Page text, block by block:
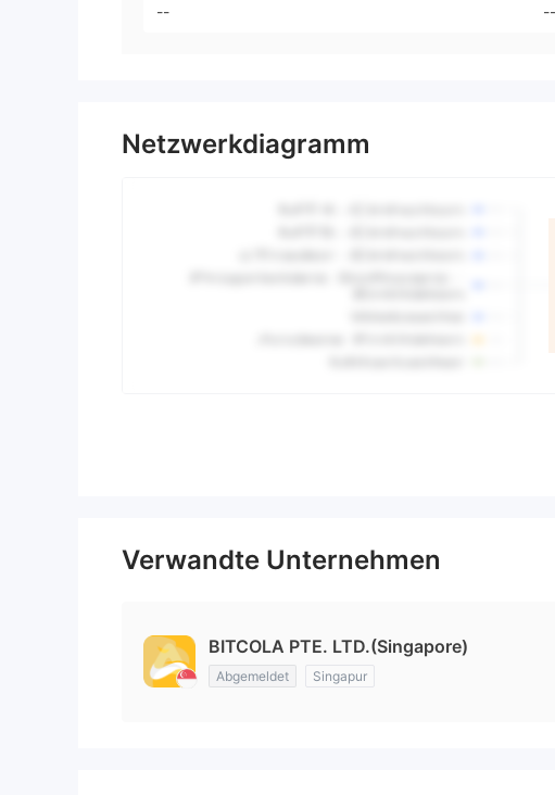
--
--
Netzwerkdiagramm
Verwandte Unternehmen
BITCOLA PTE. LTD.(Singapore)
Abgemeldet Singapur